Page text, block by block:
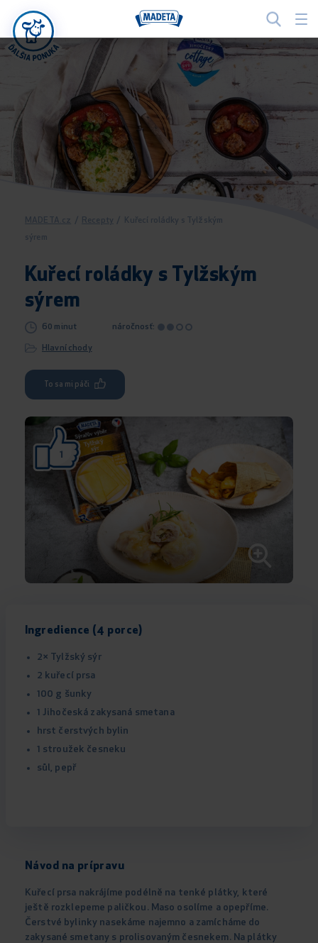
MADETA.cz / Recepty /
Kuřecí roládky s Tylžským
sýrem
Kuřecí roládky s Tylžským
sýrem
60 minut náročnosť:
Hlavní chody
To sa mi páči
1
Ingredience (4 porce)
2× Tylžský sýr
2 kuřecí prsa
100 g šunky
1 Jihočeská zakysaná smetana
hrst čerstvých bylin
1 stroužek česneku
sůl, pepř
Návod na prípravu
Kuřecí prsa nakrájíme podélně na tenké plátky, které
ještě rozklepeme paličkou. Maso osolíme a opepříme.
Čerstvé bylinky nasekáme najemno a zamícháme do
zakysané smetany s prolisovaným česnekem. Na plátky